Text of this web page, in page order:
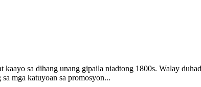
sa dihang unang gipaila niadtong 1800s. Walay
mga katuyoan sa promosyon...